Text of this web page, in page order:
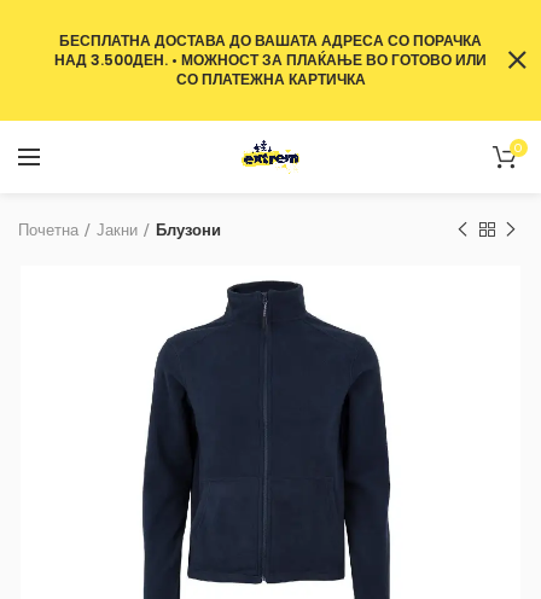
0
Почетна Јакни Блузони
БЕСПЛАТНА ДОСТАВА ДО ВАШАТА АДРЕСА СО ПОРАЧКА
НАД 3.500ДЕН. • МОЖНОСТ ЗА ПЛАЌАЊЕ ВО ГОТОВО ИЛИ
СО ПЛАТЕЖНА КАРТИЧКА